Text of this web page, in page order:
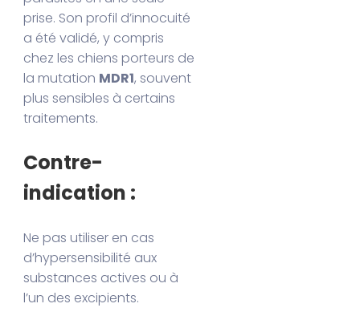
prise. Son profil d’innocuité
a été validé, y compris
chez les chiens porteurs de
la mutation MDR1, souvent
plus sensibles à certains
traitements.
Contre-
indication :
Ne pas utiliser en cas
d’hypersensibilité aux
substances actives ou à
l’un des excipients.